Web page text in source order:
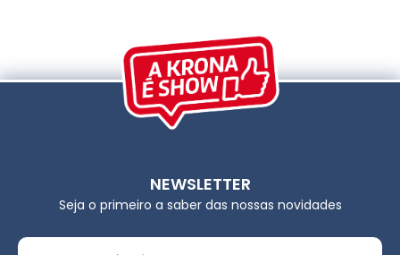
NEWSLETTER
Seja o primeiro a saber das nossas novidades